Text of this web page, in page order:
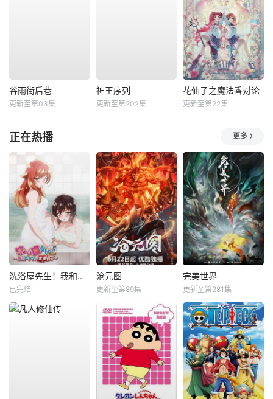
谷雨街后巷
更新至第03集
神王序列
更新至第202集
花仙子之魔法香对论
更新至第22集
正在热播 更多
洗浴屋先生！我和那家伙在女浴池！？
已完结
沧元图
更新至第89集
完美世界
更新至第281集